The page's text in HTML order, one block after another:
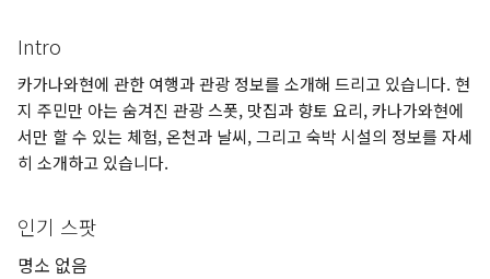
Intro
카가나와현에 관한 여행과 관광 정보를 소개해 드리고 있습니다. 현
지 주민만 아는 숨겨진 관광 스폿, 맛집과 향토 요리, 카나가와현에
서만 할 수 있는 체험, 온천과 날씨, 그리고 숙박 시설의 정보를 자세
히 소개하고 있습니다.
인기 스팟
명소 없음